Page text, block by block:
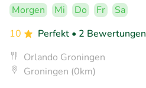
Morgen Mi Do Fr
Sa
10
Perfekt • 2 Bewertungen
Orlando Groningen
Groningen (0km)